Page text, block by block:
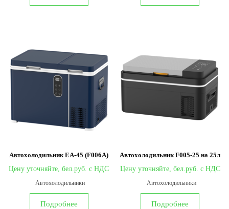
Автохолодильник EA-45 (F006A)
Цену уточняйте,
Автохолодильники
Подробнее
Автохолодильник F005-25 на 25л
Цену уточняйте,
Автохолодильники
Подробнее